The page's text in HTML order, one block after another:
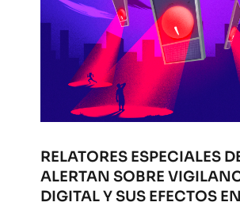
RELATORES ESPECIALES
ALERTAN SOBRE
DIGITAL Y SUS EFECTOS